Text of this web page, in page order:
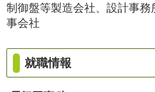
制御盤等製造会社、設計事務
事会社
就職情報